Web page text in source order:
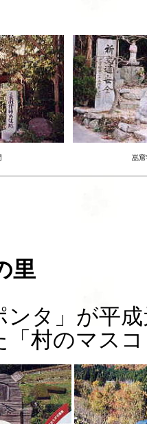
嵓窟
里
ンタ」が平
「村のマス